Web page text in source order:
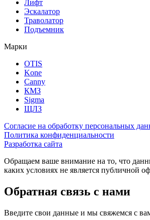
Лифт
Эскалатор
Траволатор
Подъемник
Марки
OTIS
Kone
Canny
КМЗ
Sigma
ЩЛЗ
Согласие на обработку персональных
Политика конфиденциальности
Разработка сайта
Обращаем ваше внимание на то, что
каких условиях не является публичной
Обратная связь с нами
Введите свои данные и мы свяжемся с